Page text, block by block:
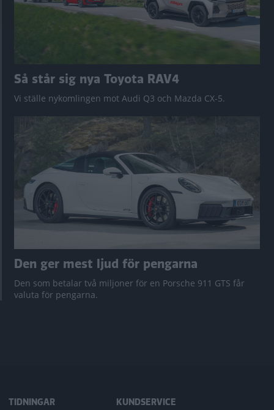
Så står sig nya Toyota RAV4
Vi ställe nykomlingen mot Audi Q3 och Mazda CX-5.
Den ger mest ljud för pengarna
Den som betalar två miljoner för en Porsche 911 GTS får
valuta för pengarna.
TIDNINGAR KUNDSERVICE